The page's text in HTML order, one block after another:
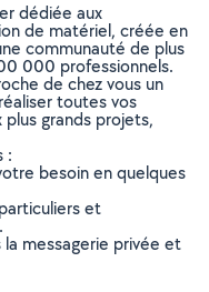
dédiée aux
de matériel, créée en
communauté de plus
000 professionnels.
de chez vous un
toutes vos
grands projets,
:
besoin en quelques
et
la messagerie privée et